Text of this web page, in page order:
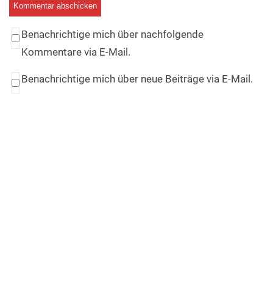
Benachrichtige mich über nachfolgende
Kommentare via E-Mail.
Benachrichtige mich über neue Beiträge via E-Mail.